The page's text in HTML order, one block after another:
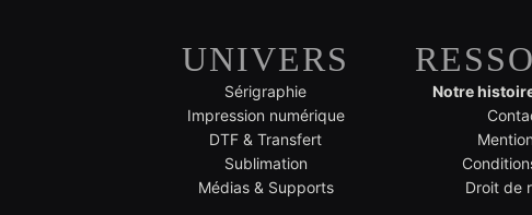
UNIVERS
Sérigraphie
Impression numérique
DTF & Transfert
Sublimation
Médias & Supports
Notre
Droit de